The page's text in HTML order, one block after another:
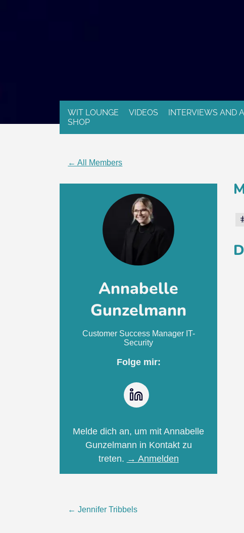
WIT LOUNGE VIDEOS INTERVIEWS AND
SHOP
← All Members
Annabelle
Gunzelmann
Customer Success Manager IT-
Security
Folge mir:
Melde dich an, um mit Annabelle
Gunzelmann in Kontakt zu
treten. → Anmelden
Post
← Jennifer Tribbels